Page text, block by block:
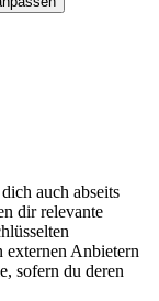
auch abseits
dir relevante
externen Anbietern
sofern du deren